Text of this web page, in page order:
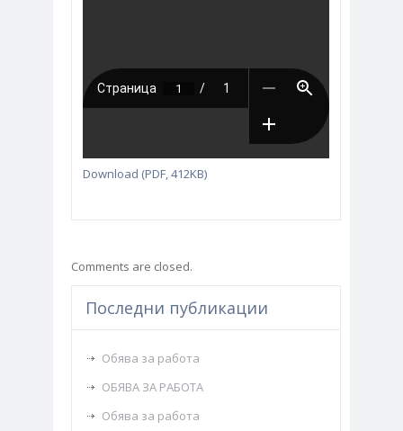
Download (PDF, 412KB)
Comments are closed.
Последни публикации
Обява за работа
ОБЯВА ЗА РАБОТА
Обява за работа